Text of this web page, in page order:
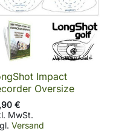
Impact
Oversize
€
MwSt.
Versand